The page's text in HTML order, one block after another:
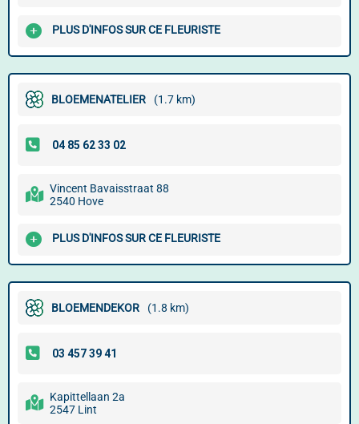
PLUS D'INFOS SUR CE FLEURISTE
BLOEMENATELIER (1.7 km)
Vincent Bavaisstraat 88
2540 Hove
PLUS D'INFOS SUR CE FLEURISTE
BLOEMENDEKOR (1.8 km)
Kapittellaan 2a
2547 Lint